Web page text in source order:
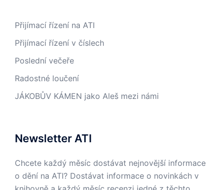
Přijímací řízení na ATI
Přijímací řízení v číslech
Poslední večeře
Radostné loučení
JÁKOBŮV KÁMEN jako Aleš mezi námi
Newsletter ATI
Chcete každý měsíc dostávat nejnovější informace
o dění na ATI? Dostávat informace o novinkách v